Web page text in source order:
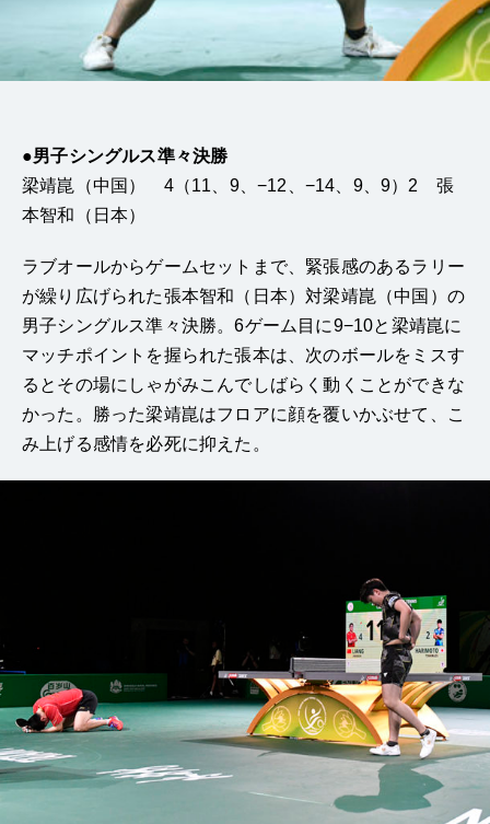
●男子シングルス準々決勝
梁靖崑（中国） 4（11、9、−12、−14、9、9）2 張
本智和（日本）
ラブオールからゲームセットまで、緊張感のあるラリー
が繰り広げられた張本智和（日本）対梁靖崑（中国）の
男子シングルス準々決勝。6ゲーム目に9−10と梁靖崑に
マッチポイントを握られた張本は、次のボールをミスす
るとその場にしゃがみこんでしばらく動くことができな
かった。勝った梁靖崑はフロアに顔を覆いかぶせて、こ
み上げる感情を必死に抑えた。